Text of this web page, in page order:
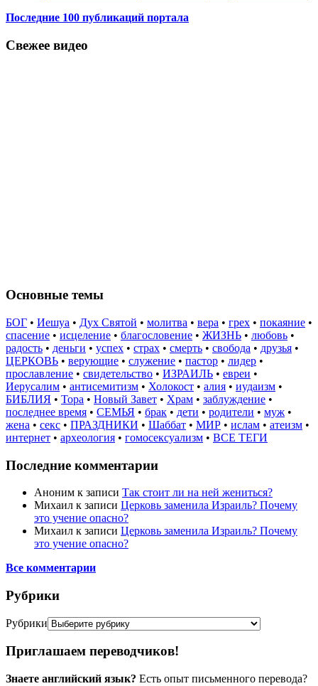
Последние 100 публикаций портала
Свежее видео
Основные темы
БОГ • Иешуа • Дух Святой • молитва • вера • грех • покаяние •
спасение • исцеление • благословение • ЖИЗНЬ • любовь •
радость • деньги • успех • страх • смерть • свобода • друзья •
ЦЕРКОВЬ • верующие • служение • пастор • лидер •
прославление • свидетельство • ИЗРАИЛЬ • евреи •
Иерусалим • антисемитизм • Холокост • алия • иудаизм •
БИБЛИЯ • Тора • Новый Завет • Храм • заблуждение •
последнее время • СЕМЬЯ • брак • дети • родители • муж •
жена • секс • ПРАЗДНИКИ • Шаббат • МИР • ислам • атеизм •
интернет • археология • гомосексуализм • ВСЕ ТЕГИ
Последние комментарии
Аноним к записи Так стоит ли на ней жениться?
Михаил к записи Церковь заменила Израиль? Почему
это учение опасно?
Михаил к записи Церковь заменила Израиль? Почему
это учение опасно?
Все комментарии
Рубрики
Рубрики
Приглашаем переводчиков!
Знаете английский язык? Есть опыт письменного перевода?